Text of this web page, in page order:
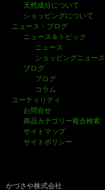
天然成分について
ショッピングについて
ニュース・ブログ
ニュース＆トピック
ニュース
ショッピングニュース
ブログ
ブログ
コラム
ユーティリティ
お問合せ
商品カテゴリー複合検索
サイトマップ
サイトポリシー
かづさや株式会社